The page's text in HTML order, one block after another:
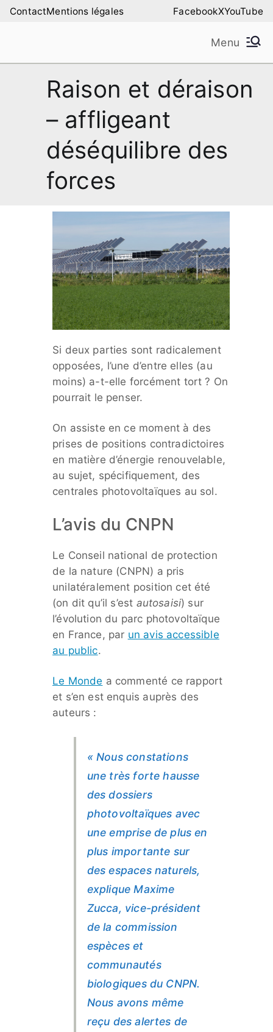
AllerContactMentions légales FacebookXYouTube
Amilure – Les Amis
de la Montagne de
Lure
Menu
Raison et déraison
– affligeant
déséquilibre des
forces
Si deux parties sont radicalement
opposées, l’une d’entre elles (au
moins) a-t-elle forcément tort ? On
pourrait le penser.
On assiste en ce moment à des
prises de positions contradictoires
en matière d’énergie renouvelable,
au sujet, spécifiquement, des
centrales photovoltaïques au sol.
L’avis du CNPN
Le Conseil national de protection
de la nature (CNPN) a pris
unilatéralement position cet été
(on dit qu’il s’est autosaisi) sur
l’évolution du parc photovoltaïque
en France, par un avis accessible
au public.
Le Monde a commenté ce rapport
et s’en est enquis auprès des
auteurs :
« Nous constations
une très forte hausse
des dossiers
photovoltaïques avec
une emprise de plus en
plus importante sur
des espaces naturels,
explique Maxime
Zucca, vice-président
de la commission
espèces et
communautés
biologiques du CNPN.
Nous avons même
reçu des alertes de